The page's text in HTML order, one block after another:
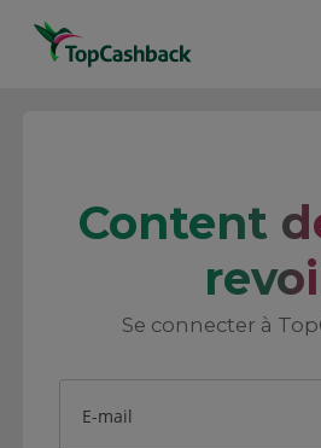
Content
Se connecter à
E-mail